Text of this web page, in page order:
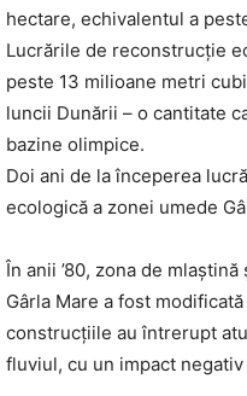
hectare, echivalentul a
Lucrările de reconstrucție
peste 13 milioane metri
luncii Dunării – o cantitate
bazine olimpice.
Doi ani de la începerea
ecologică a zonei umede
În anii ’80, zona de
Gârla Mare a fost
construcțiile au întrerupt
fluviul, cu un impact